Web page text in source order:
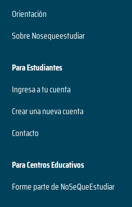
Orientación
Sobre Nosequeestudiar
Para Estudiantes
Ingresa a tu cuenta
Crear una nueva cuenta
Contacto
Para Centros Educativos
Forme parte de NoSeQueEstudiar